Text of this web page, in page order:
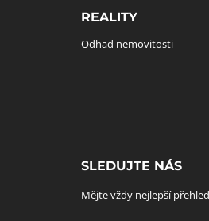
REALITY
Odhad nemovitosti
SLEDUJTE NÁS
Mějte vždy nejlepší